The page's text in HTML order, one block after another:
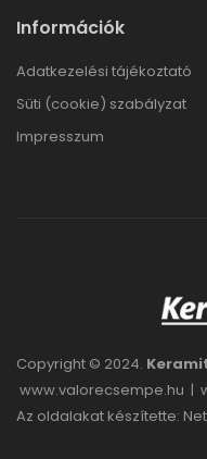
Információk
Adatkezelési tájékoztató
Süti (cookie) szabályzat
Impresszum
Copyright © 2024.
www.valorecsempe.hu |
Az oldalakat készítette: